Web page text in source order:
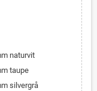
naturvit
taupe
silvergrå